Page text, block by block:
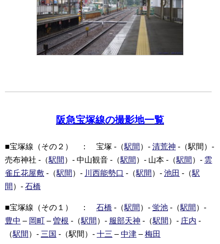
阪急宝塚線の撮影地一覧
■宝塚線（その２） ： 宝塚 -（駅間 ）- 清荒神 -（駅間）-
売布神社 -（駅間 ）- 中山観音 -（駅間 ）- 山本 -（駅間 ）- 雲
雀丘花屋敷 -（駅間 ）- 川西能勢口 -（駅間 ）- 池田 -（駅
間 ）- 石橋
■宝塚線（その１） ： 石橋 -（駅間 ）- 蛍池 -（駅間 ）-
豊中 – 岡町 – 曽根 -（駅間 ）- 服部天神 -（駅間 ）- 庄内 -
（駅間 ）- 三国 -（駅間）- 十三 – 中津 – 梅田